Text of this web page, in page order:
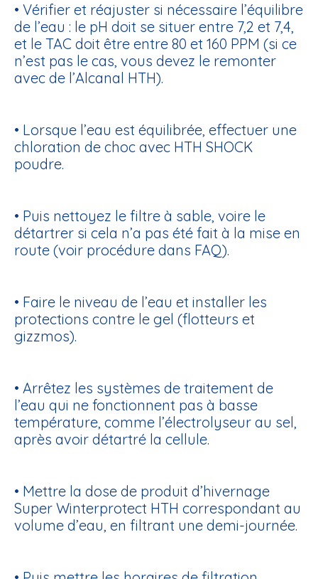
• Vérifier et réajuster si nécessaire l’équilibre
de l’eau : le pH doit se situer entre 7,2 et 7,4,
et le TAC doit être entre 80 et 160 PPM (si ce
n’est pas le cas, vous devez le remonter
avec de l’Alcanal HTH).
• Lorsque l’eau est équilibrée, effectuer une
chloration de choc avec HTH SHOCK
poudre.
• Puis nettoyez le filtre à sable, voire le
détartrer si cela n’a pas été fait à la mise en
route (voir procédure dans FAQ).
• Faire le niveau de l’eau et installer les
protections contre le gel (flotteurs et
gizzmos).
• Arrêtez les systèmes de traitement de
l’eau qui ne fonctionnent pas à basse
température, comme l’électrolyseur au sel,
après avoir détartré la cellule.
• Mettre la dose de produit d’hivernage
Super Winterprotect HTH correspondant au
volume d’eau, en filtrant une demi-journée.